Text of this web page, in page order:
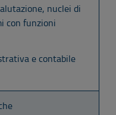
nuclei di
con funzioni
e contabile